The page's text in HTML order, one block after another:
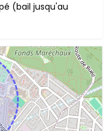
(bail jusqu'au